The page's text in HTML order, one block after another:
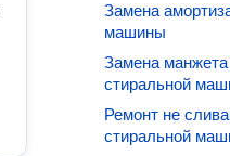
Замена
машины
Замена
стиральной
Ремонт не
стиральной